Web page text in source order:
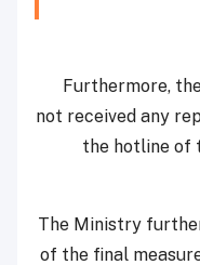
Furthermore,
not received any
the hotline of
The Ministry
of the final